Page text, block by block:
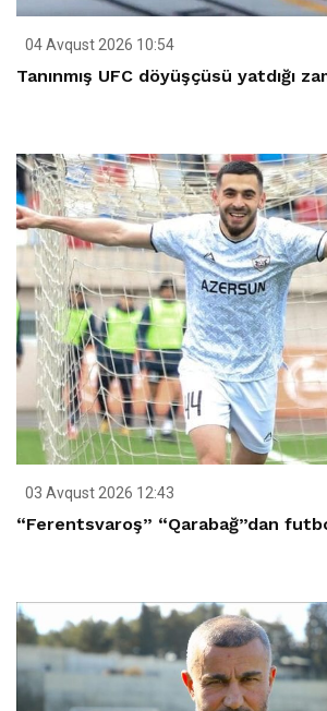
04 Avqust 2026 10:54
Tanınmış UFC döyüşçüsü yatdığı
03 Avqust 2026 12:43
“Ferentsvaroş” “Qarabağ”dan